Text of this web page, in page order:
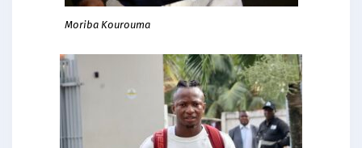
Moriba Kourouma